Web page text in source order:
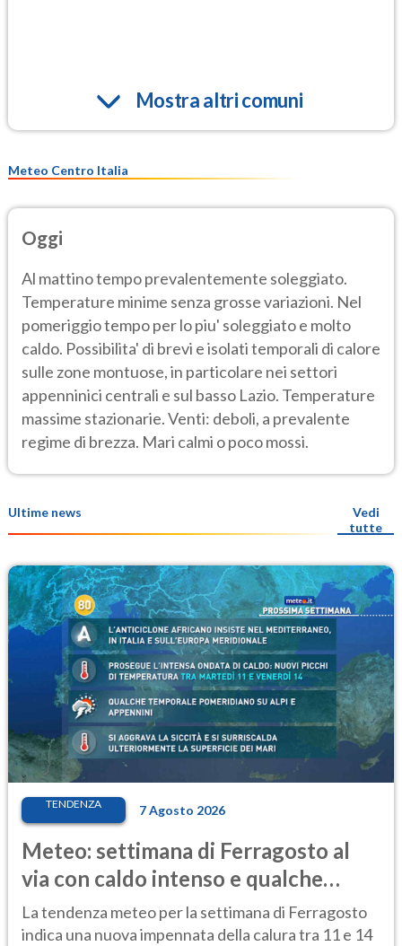
Mostra altri comuni
Meteo Centro Italia
Oggi
Al mattino tempo prevalentemente soleggiato.
Temperature minime senza grosse variazioni. Nel
pomeriggio tempo per lo piu' soleggiato e molto
caldo. Possibilita' di brevi e isolati temporali di calore
sulle zone montuose, in particolare nei settori
appenninici centrali e sul basso Lazio. Temperature
massime stazionarie. Venti: deboli, a prevalente
regime di brezza. Mari calmi o poco mossi.
Ultime news
Vedi
tutte
TENDENZA 7 Agosto 2026
Meteo: settimana di Ferragosto al
via con caldo intenso e qualche
temporale
La tendenza meteo per la settimana di Ferragosto
indica una nuova impennata della calura tra 11 e 14